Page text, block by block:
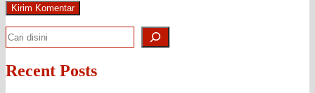
Search
Recent Posts